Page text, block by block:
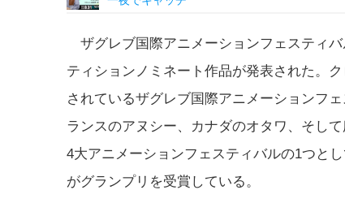
ザグレブ国際アニメーションフェスティ
ティションノミネート作品が発表された。
されているザグレブ国際アニメーションフ
ランスのアヌシー、カナダのオタワ、そし
4大アニメーションフェスティバルの1つと
がグランプリを受賞している。